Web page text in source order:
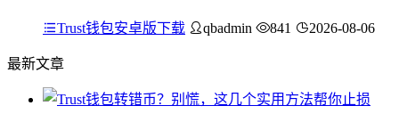
Trust钱包安卓版下载 qbadmin 841 2026-08-06
最新文章